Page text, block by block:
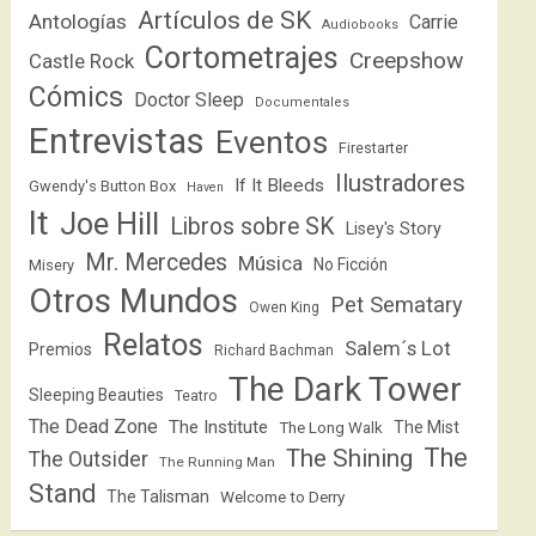
Antologías Artículos de SK Audiobooks Carrie
Castle Rock Cortometrajes Creepshow
Cómics Doctor Sleep Documentales
Entrevistas Eventos Firestarter
Gwendy's Button Box Haven If It Bleeds Ilustradores
It Joe Hill Libros sobre SK Lisey's Story
Misery Mr. Mercedes Música No Ficción
Otros Mundos Owen King Pet Sematary
Premios Relatos Richard Bachman Salem´s Lot
Sleeping Beauties Teatro The Dark Tower
The Dead Zone The Institute The Long Walk The Mist
The Outsider The Running Man The Shining The
Stand
The Talisman Welcome to Derry